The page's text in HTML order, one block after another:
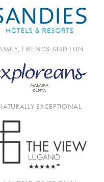
FRIENDS AND FUN
EXCEPTIONAL